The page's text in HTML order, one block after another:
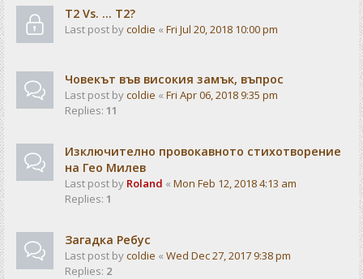
T2 Vs. ... T2?
Last post bycoldie « Fri Jul 20, 2018 10:00 pm
Човекът във високия замък, въпрос
Last post bycoldie « Fri Apr 06, 2018 9:35 pm
Replies: 11
Изключително провокавното стихотворение
на Гео Милев
Last post by Roland « Mon Feb 12, 2018 4:13 am
Replies: 1
Загадка Ребус
Last post bycoldie « Wed Dec 27, 2017 9:38 pm
Replies: 2